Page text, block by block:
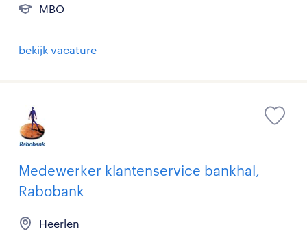
MBO
bekijk vacature
Medewerker klantenservice bankhal,
Rabobank
Heerlen